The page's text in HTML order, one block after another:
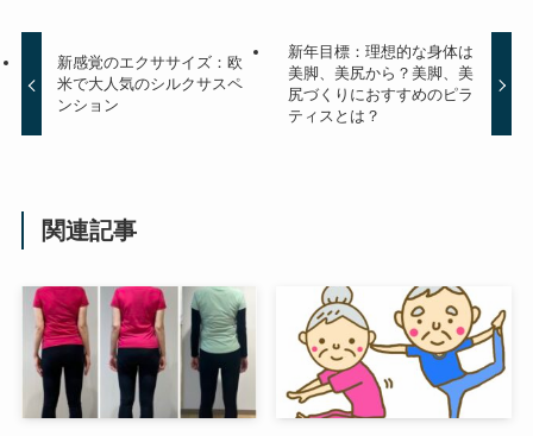
新感覚のエクササイズ：欧
米で大人気のシルクサスペ
ンション
新年目標：理想的な身体は
美脚、美尻から？美脚、美
尻づくりにおすすめのピラ
ティスとは？
関連記事